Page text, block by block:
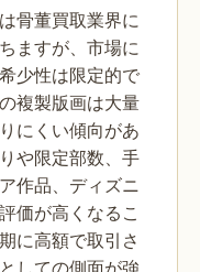
は骨董買取業界に
ますが、市場に
少性は限定的で
複製版画は大量
にくい傾向があ
や限定部数、手
作品、ディズニ
価が高くなるこ
に高額で取引さ